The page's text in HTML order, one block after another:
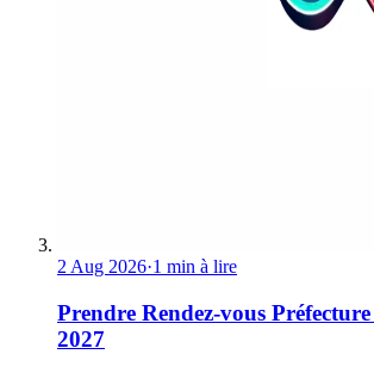
2 Aug 2026·1 min à lire
Prendre Rendez-vous
2027